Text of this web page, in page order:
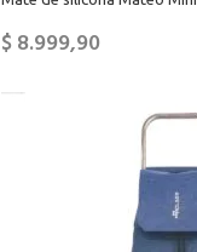
$8.999,90